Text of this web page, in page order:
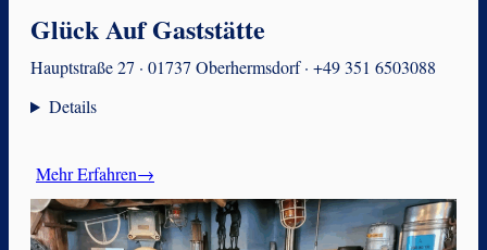
Glück Auf Gaststätte
Hauptstraße 27 · 01737 Oberhermsdorf · +49 351 6503088
Details
Mehr Erfahren→